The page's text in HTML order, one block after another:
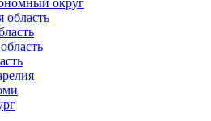
округ
область